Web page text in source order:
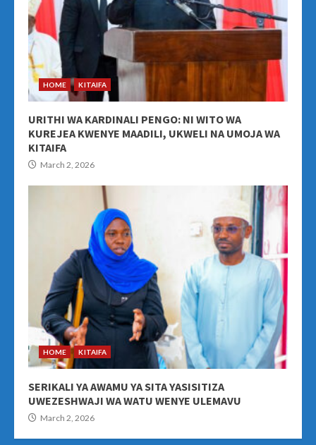
HOME KITAIFA
URITHI WA KARDINALI PENGO: NI WITO WA
KUREJEA KWENYE MAADILI, UKWELI NA UMOJA WA
KITAIFA
March 2, 2026
HOME KITAIFA
SERIKALI YA AWAMU YA SITA YASISITIZA
UWEZESHWAJI WA WATU WENYE ULEMAVU
March 2, 2026